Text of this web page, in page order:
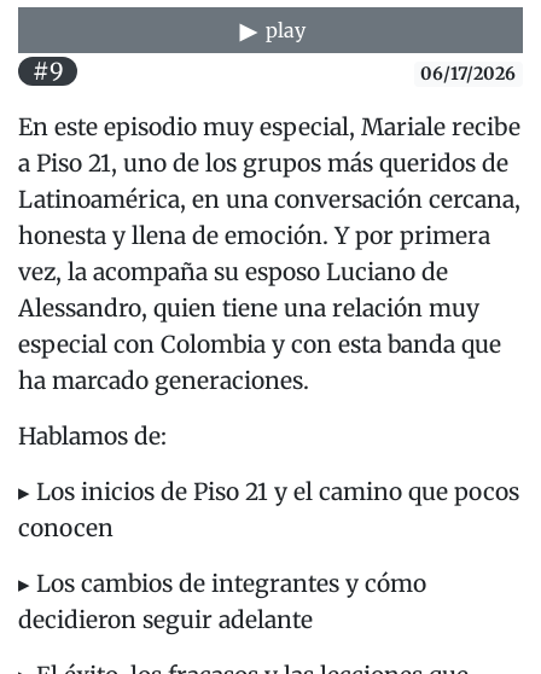
play
#9 06/17/2026
En este episodio muy especial, Mariale recibe
a Piso 21, uno de los grupos más queridos de
Latinoamérica, en una conversación cercana,
honesta y llena de emoción. Y por primera
vez, la acompaña su esposo Luciano de
Alessandro, quien tiene una relación muy
especial con Colombia y con esta banda que
ha marcado generaciones.
Hablamos de:
▸ Los inicios de Piso 21 y el camino que pocos
conocen
▸ Los cambios de integrantes y cómo
decidieron seguir adelante